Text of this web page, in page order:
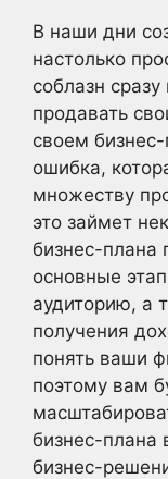
В наши дни
настолько
соблазн
продавать
своем
ошибка,
множеству
это займет
бизнес-плана
основные
аудиторию, а
получения
понять ваши
поэтому вам
бизнес-плана
бизнес-